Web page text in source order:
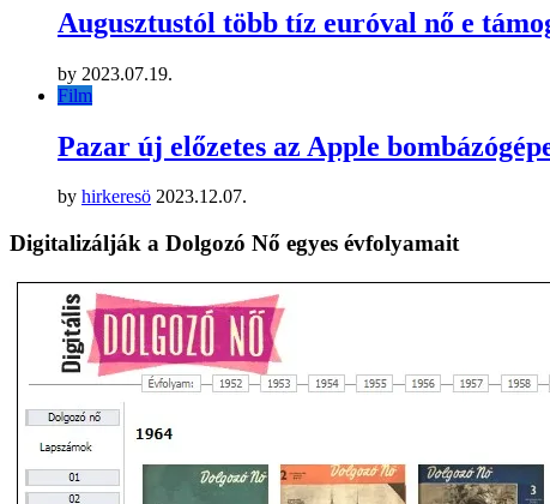
Augusztustól több tíz euróval nő e
by 2023.07.19.
Film
Pazar új előzetes az Apple
by hirkeresö 2023.12.07.
Digitalizálják a Dolgozó Nő egyes évfolyamait